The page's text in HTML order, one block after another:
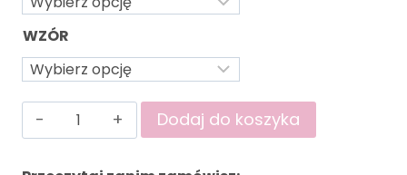
WZÓR
Dodaj do koszyka